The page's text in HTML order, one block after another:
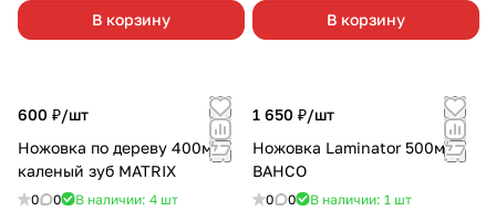
В корзину В корзину
600 ₽/шт
Ножовка по дереву 400мм
каленый зуб MATRIX
0 0 В наличии: 4 шт
1 650 ₽/шт
Ножовка Laminator 500мм
BAHCO
0 0 В наличии: 1 шт